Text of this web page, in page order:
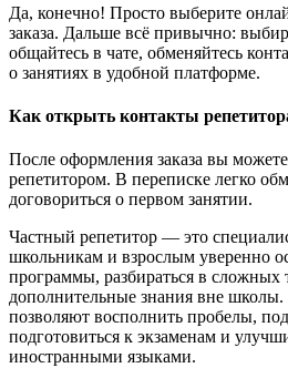
Да, конечно! Просто выберите
заказа. Дальше всё привычно:
общайтесь в чате, обменяйтесь
о занятиях в удобной платформе.
Как открыть контакты
После оформления заказа вы можете
репетитором. В переписке легко
договориться о первом занятии.
Частный репетитор — это
школьникам и взрослым уверенно
программы, разбираться в сложных
дополнительные знания вне
позволяют восполнить пробелы,
подготовиться к экзаменам и
иностранными языками.